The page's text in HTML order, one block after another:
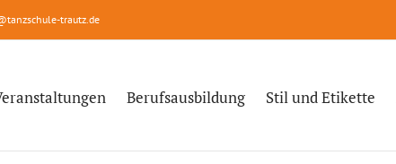
trautz.de
Berufsausbildung Stil und Etikette